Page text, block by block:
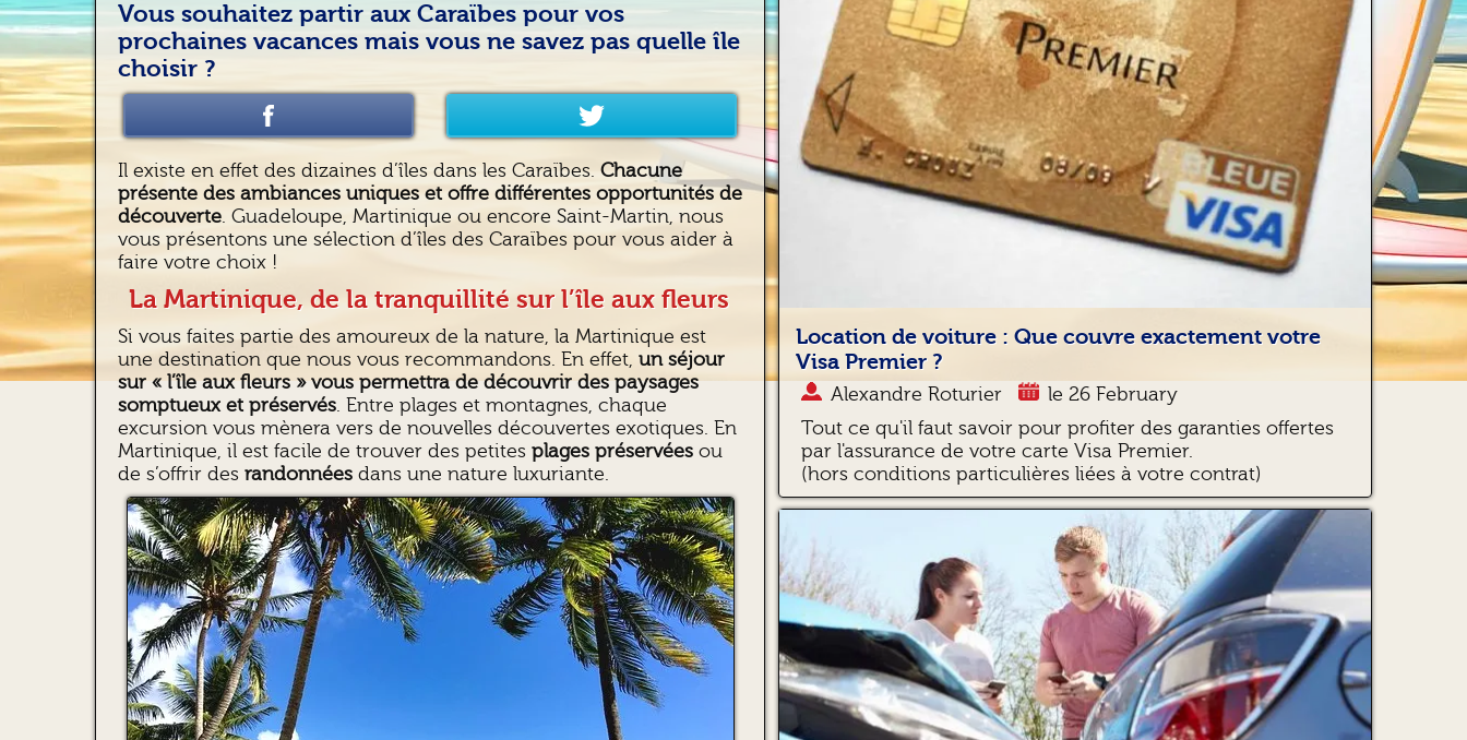
Vous souhaitez partir aux Caraïbes pour vos
prochaines vacances mais vous ne savez pas quelle île
choisir ?
Il existe en effet des dizaines d’îles dans les Caraïbes. Chacune
présente des ambiances uniques et offre différentes opportunités de
découverte. Guadeloupe, Martinique ou encore Saint-Martin, nous
vous présentons une sélection d’îles des Caraïbes pour vous aider à
faire votre choix !
La Martinique, de la tranquillité sur l’île aux fleurs
Si vous faites partie des amoureux de la nature, la Martinique est
une destination que nous vous recommandons. En effet, un séjour
sur « l’île aux fleurs » vous permettra de découvrir des paysages
somptueux et préservés. Entre plages et montagnes, chaque
excursion vous mènera vers de nouvelles découvertes exotiques. En
Martinique, il est facile de trouver des petites plages préservées ou
de s’offrir des randonnées dans une nature luxuriante.
Location de voiture : Que couvre exactement votre
Visa Premier ?
Alexandre Roturier
le 26 February
Tout ce qu'il faut savoir pour profiter des garanties offertes
par l'assurance de votre carte Visa Premier.
(hors conditions particulières liées à votre contrat)